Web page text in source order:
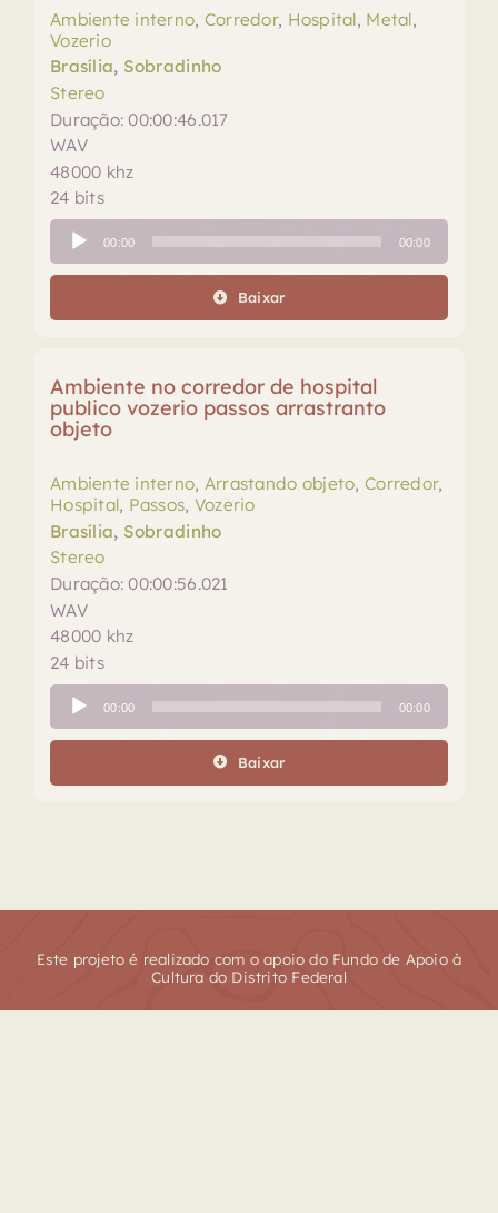
Ambiente interno, Corredor, Hospital, Metal,
Vozerio
Brasília, Sobradinho
Stereo
Duração: 00:00:46.017
WAV
48000 khz
24 bits
Tocador
de
áudio
00:00 00:00
Baixar
Ambiente no corredor de hospital
publico vozerio passos arrastranto
objeto
Ambiente interno, Arrastando objeto, Corredor,
Hospital, Passos, Vozerio
Brasília, Sobradinho
Stereo
Duração: 00:00:56.021
WAV
48000 khz
24 bits
Tocador
de
áudio
00:00 00:00
Baixar
Este projeto é realizado com o apoio do Fundo de Apoio à
Cultura do Distrito Federal